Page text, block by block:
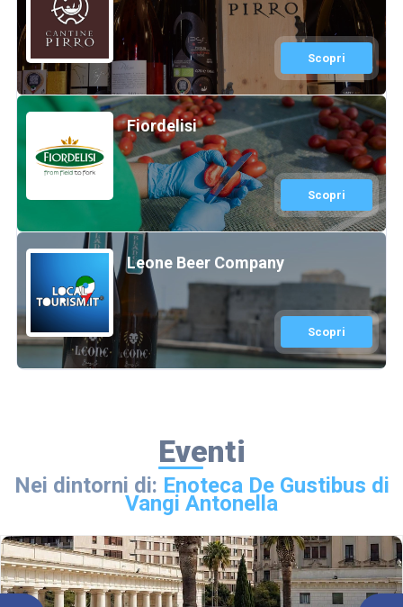
Scopri
Fiordelisi
Scopri
Leone Beer Company
Scopri
Eventi
Nei dintorni di: Enoteca De Gustibus di
Vangi Antonella